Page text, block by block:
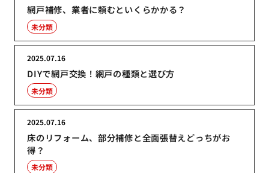
網戸補修、業者に頼むといくらかかる？
未分類
DIYで網戸交換！網戸の種類と選び方
2025.07.16
未分類
床のリフォーム、部分補修と全面張替えどっちがお
得？
2025.07.16
未分類